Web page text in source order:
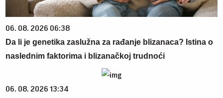
06. 08. 2026 06:38
Da li je genetika zaslužna za rađanje blizanaca? Istina o
naslednim faktorima i blizanačkoj trudnoći
06. 08. 2026 13:34